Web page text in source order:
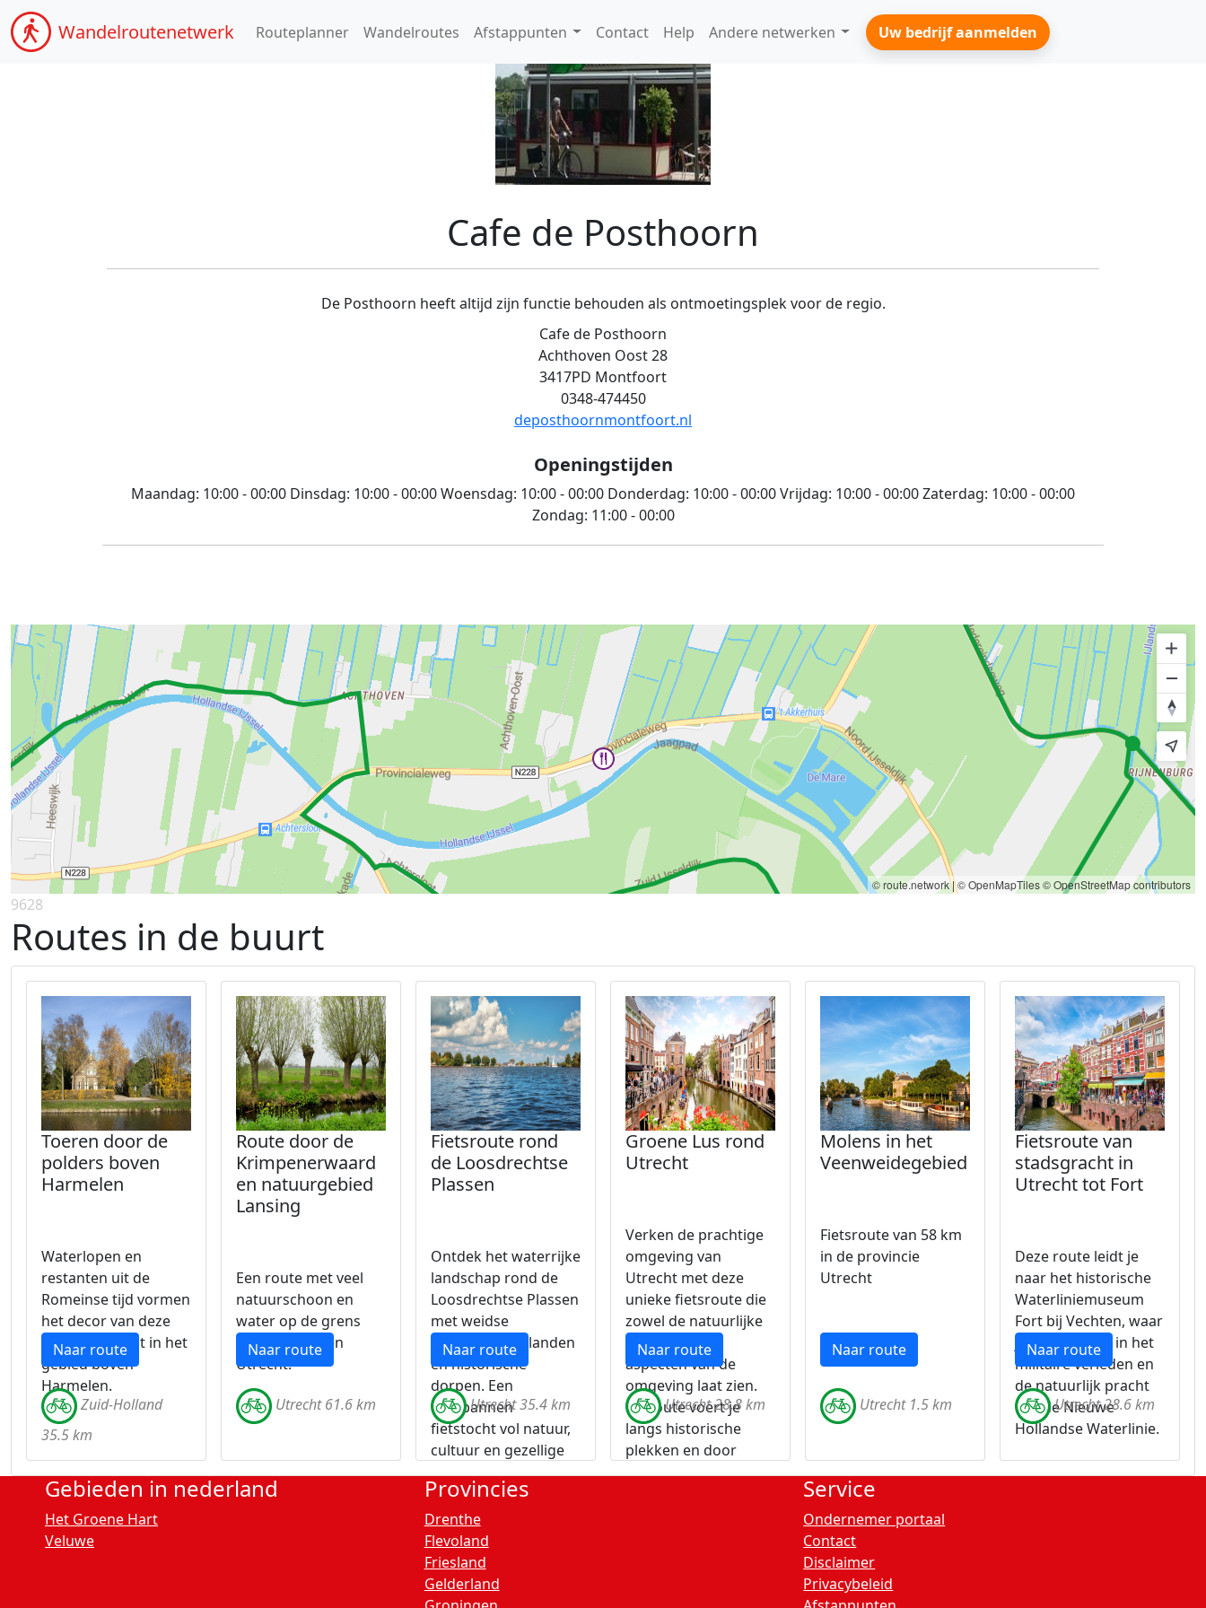
Wandelroutenetwerk Routeplanner Wandelroutes Afstappunten Contact Help Andere netwerken Uw bedrijf aanmelden
Cafe de Posthoorn
De Posthoorn heeft altijd zijn functie behouden als ontmoetingsplek voor de regio.
Cafe de Posthoorn
Achthoven Oost 28
3417PD Montfoort
0348-474450
deposthoornmontfoort.nl
Openingstijden
Maandag: 10:00 - 00:00 Dinsdag: 10:00 - 00:00Woensdag: 10:00 - 00:00 Donderdag: 10:00 - 00:00Vrijdag: 10:00 - 00:00Zaterdag: 10:00 - 00:00
Zondag: 11:00 - 00:00
© route.network|© OpenMapTiles© OpenStreetMap contributors
9628
Routes in de buurt
Toeren door de
polders boven
Harmelen
Waterlopen en
restanten uit de
Romeinse tijd vormen
het decor van deze
open fietstocht in het
gebied boven
Harmelen.
Naar route
Zuid-Holland
35.5 km
Route door de
Krimpenerwaard
en natuurgebied
Lansing
Een route met veel
natuurschoon en
water op de grens
Zuid-Holland en
Utrecht.
Naar route
Utrecht 61.6 km
Fietsroute rond
de Loosdrechtse
Plassen
Ontdek het waterrijke
landschap rond de
Loosdrechtse Plassen
met weidse
uitzichten, rietlanden
en historische
dorpen. Een
ontspannen
fietstocht vol natuur,
cultuur en gezellige
tussenstops.
Naar route
Utrecht 35.4 km
Groene Lus rond
Utrecht
Verken de prachtige
omgeving van
Utrecht met deze
unieke fietsroute die
zowel de natuurlijke
als stedelijke
aspecten van de
omgeving laat zien.
De route voert je
langs historische
plekken en door
groene parken,
Naar route
Utrecht 28.8 km
Molens in het
Veenweidegebied
Fietsroute van 58 km
in de provincie
Utrecht
Naar route
Utrecht 1.5 km
Fietsroute van
stadsgracht in
Utrecht tot Fort
Deze route leidt je
naar het historische
Waterliniemuseum
Fort bij Vechten, waar
je kunt duiken in het
militaire verleden en
de natuurlijk pracht
van de Nieuwe
Hollandse Waterlinie.
Naar route
Utrecht 28.6 km
Gebieden in nederland
Het Groene Hart
Veluwe
Provincies
Drenthe
Flevoland
Friesland
Gelderland
Service
Ondernemer portaal
Contact
Disclaimer
Privacybeleid